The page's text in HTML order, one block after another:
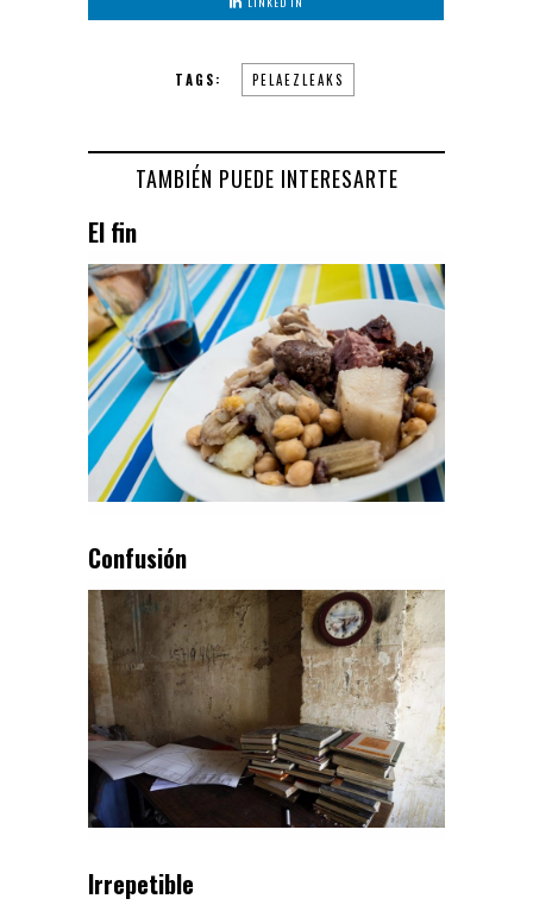
TAGS: PELAEZLEAKS
TAMBIÉN PUEDE INTERESARTE
El fin
Confusión
Irrepetible